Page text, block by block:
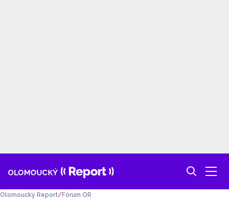
Olomoucký Report Fórum OR